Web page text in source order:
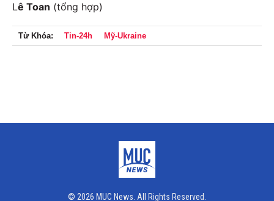
Lê Toan (tổng hợp)
Từ Khóa: Tin-24h Mỹ-Ukraine
© 2026 MUC News. All Rights Reserved.